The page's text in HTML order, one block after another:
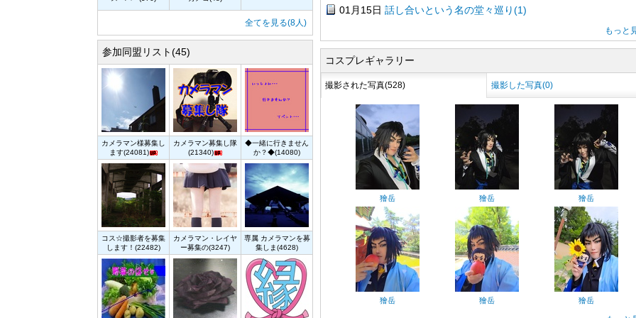
全てを見る(8人)
参加同盟リスト(45)
カメラマン様募集し
ます(24081)
カメラマン募集し隊
(21340)
◆一緒に行きません
か？◆(14080)
コス☆撮影者を募集
します！(22482)
カメラマン・レイヤ
ー募集の(3247)
専属 カメラマンを募
集しま(4628)
01月15日 話し合いという名の堂々巡り(1)
もっと
コスプレギャラリー
撮影された写真(528) 撮影した写真(0)
獪岳 獪岳 獪岳
獪岳 獪岳 獪岳